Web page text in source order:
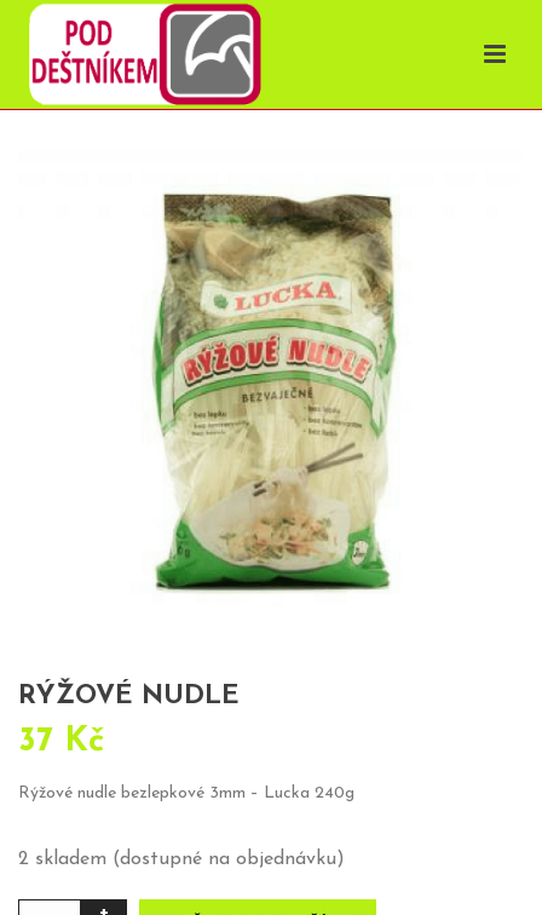
RÝŽOVÉ NUDLE
37 Kč
Rýžové nudle bezlepkové 3mm – Lucka 240g
2 skladem (dostupné na objednávku)